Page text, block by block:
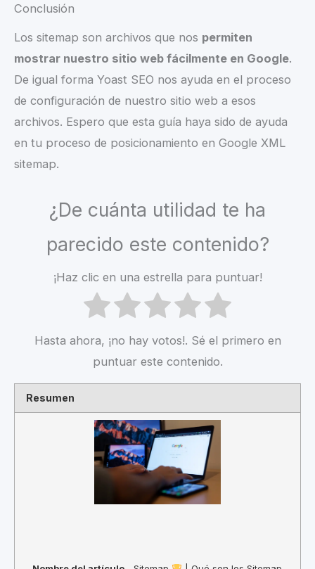
Conclusión
Los sitemap son archivos que nos permiten
mostrar nuestro sitio web fácilmente en Google.
De igual forma Yoast SEO nos ayuda en el proceso
de configuración de nuestro sitio web a esos
archivos. Espero que esta guía haya sido de ayuda
en tu proceso de posicionamiento en Google XML
sitemap.
¿De cuánta utilidad te ha
parecido este contenido?
¡Haz clic en una estrella para puntuar!
Hasta ahora, ¡no hay votos!. Sé el primero en
puntuar este contenido.
Resumen